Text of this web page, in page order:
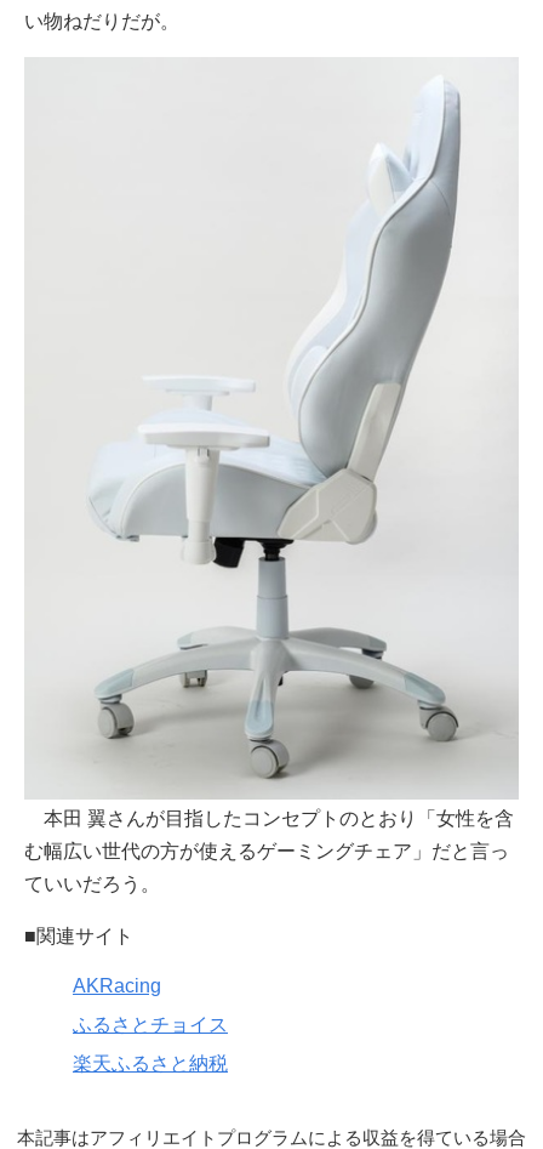
い物ねだりだが。
本田 翼さんが目指したコンセプトのとおり「女性を含
む幅広い世代の方が使えるゲーミングチェア」だと言っ
ていいだろう。
■関連サイト
AKRacing
ふるさとチョイス
楽天ふるさと納税
本記事はアフィリエイトプログラムによる収益を得ている場合